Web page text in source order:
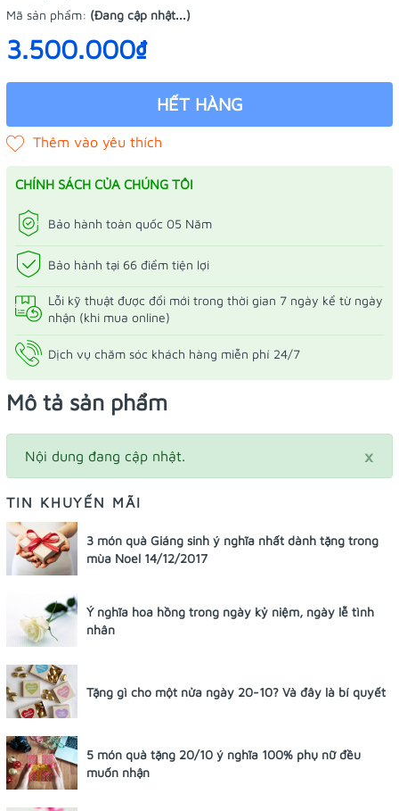
Mã sản phẩm: (Đang cập nhật...)
3.500.000₫
HẾT HÀNG
CHÍNH SÁCH CỦA CHÚNG TÔI
Bảo hành toàn quốc 05 Năm
Bảo hành tại 66 điểm tiện lợi
Lỗi kỹ thuật được đổi mới trong thời gian 7 ngày kể từ ngày
nhận (khi mua online)
Dịch vụ chăm sóc khách hàng miễn phí 24/7
Mô tả sản phẩm
×
Nội dung đang cập nhật.
TIN KHUYẾN MÃI
3 món quà Giáng sinh ý nghĩa nhất dành tặng trong
mùa Noel 14/12/2017
Ý nghĩa hoa hồng trong ngày kỷ niệm, ngày lễ tình
nhân
Tặng gì cho một nửa ngày 20-10? Và đây là bí quyết
5 món quà tặng 20/10 ý nghĩa 100% phụ nữ đều
muốn nhận